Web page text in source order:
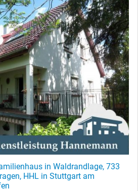
in Waldrandlage, 733
HHL in Stuttgart am